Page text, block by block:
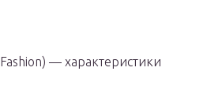
— характеристики